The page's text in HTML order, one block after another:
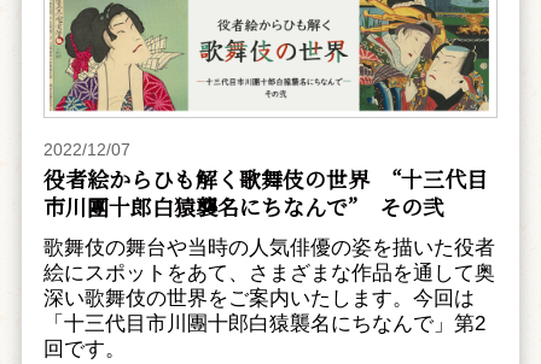
2022/12/07
役者絵からひも解く歌舞伎の世界 “十三代目
市川團十郎白猿襲名にちなんで” その弐
歌舞伎の舞台や当時の人気俳優の姿を描いた役者
絵にスポットをあて、さまざまな作品を通して奥
深い歌舞伎の世界をご案内いたします。今回は
「十三代目市川團十郎白猿襲名にちなんで」第2
回です。